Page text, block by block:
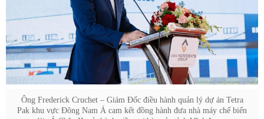
Ông Frederick Cruchet – Giám Đốc điều hành quản lý dự án Tetra
Pak khu vực Đông Nam Á cam kết đồng hành đưa nhà máy chế biến